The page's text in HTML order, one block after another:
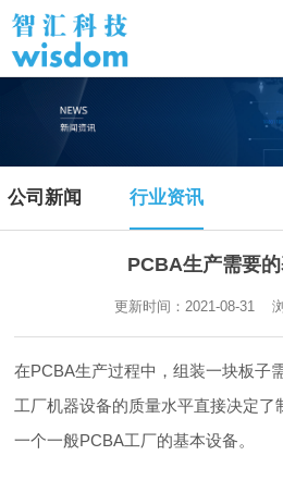
公司新闻 行业资讯
PCBA生产需要
更新时间：2021-08-31
在PCBA生产过程中，组装一块板子
工厂机器设备的质量水平直接决定了
一个一般PCBA工厂的基本设备。